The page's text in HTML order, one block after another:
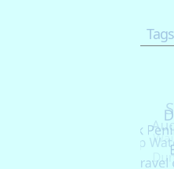
Tags